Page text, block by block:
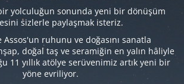
yolculuğun sonunda yeni bir dönüşüm
sizlerle paylaşmak isteriz.
Assos'un ruhunu ve doğasını sanatla
doğal taş ve seramiğin en yalın hâliyle
11 yıllık atölye serüvenimiz artık yeni bir
yöne evriliyor.